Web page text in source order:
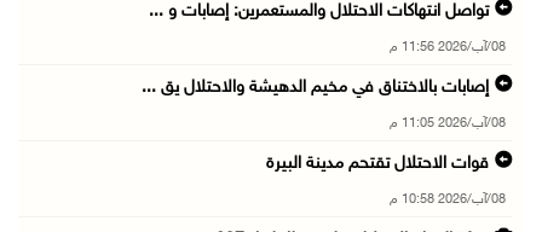
تواصل انتهاكات الاحتلال والمستعمرين: إصابات و ...
08/آب/2026 11:56 م
إصابات بالاختناق في مخيم الدهيشة والاحتلال يق ...
08/آب/2026 11:05 م
قوات الاحتلال تقتحم مدينة البيرة
08/آب/2026 10:58 م